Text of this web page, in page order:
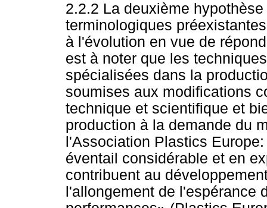
2.2.2 La deuxième
terminologiques
à l'évolution en vue de
est à noter que les
spécialisées dans la
soumises aux modifications
technique et scientifique et
production à la demande du
l'Association Plastics
éventail considérable et en
contribuent au
l'allongement de l'espérance